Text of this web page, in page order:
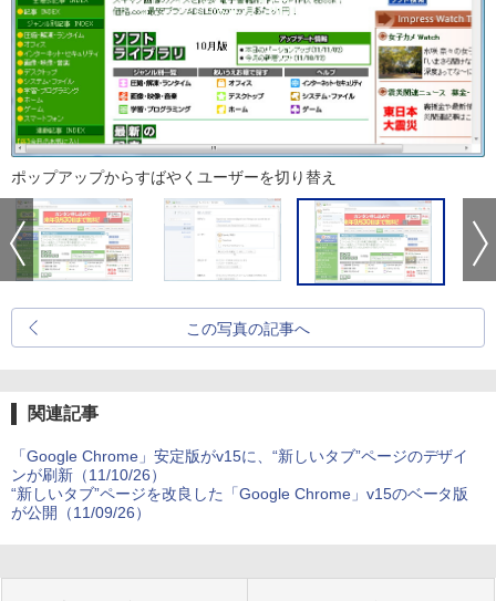
ポップアップからすばやくユーザーを切り替え
この写真の記事へ
関連記事
「Google Chrome」安定版がv15に、“新しいタブ”ページのデザイ
ンが刷新（11/10/26）
“新しいタブ”ページを改良した「Google Chrome」v15のベータ版
が公開（11/09/26）